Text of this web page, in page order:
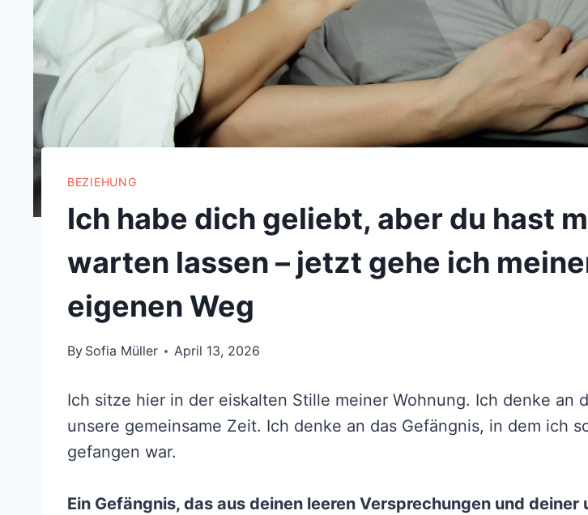
BEZIEHUNG
Ich habe dich geliebt, aber du hast
warten lassen – jetzt gehe ich
eigenen Weg
By Sofia Müller April 13, 2026
Ich sitze hier in der eiskalten Stille meiner Wohnung. Ich denke an
unsere gemeinsame Zeit. Ich denke an das Gefängnis, in dem ich
gefangen war.
Ein Gefängnis, das aus deinen leeren Versprechungen und deiner